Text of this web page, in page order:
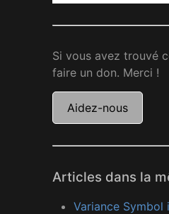
Si vous avez trouvé
faire un don. Merci !
Aidez-nous
Articles dans la
Variance Symbol